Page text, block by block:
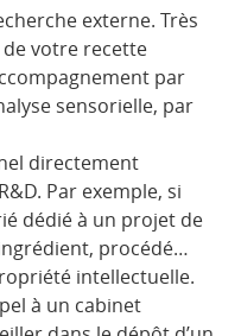
externe. Très
votre recette
par
sensorielle, par
directement
Par exemple, si
dédié à un projet de
procédé…
intellectuelle.
à un cabinet